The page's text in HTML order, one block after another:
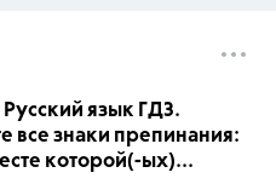
язык ГДЗ.
все знаки препинания:
которой(-ых)...